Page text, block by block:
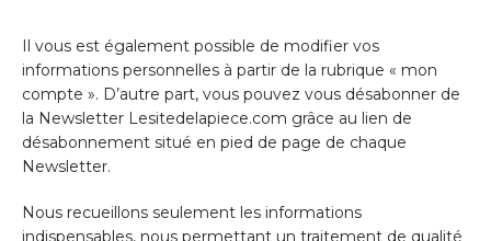
Il vous est également possible de modifier vos
informations personnelles à partir de la rubrique « mon
compte ». D’autre part, vous pouvez vous désabonner de
la Newsletter Lesitedelapiece.com grâce au lien de
désabonnement situé en pied de page de chaque
Newsletter.
Nous recueillons seulement les informations
indispensables, nous permettant un traitement de qualité